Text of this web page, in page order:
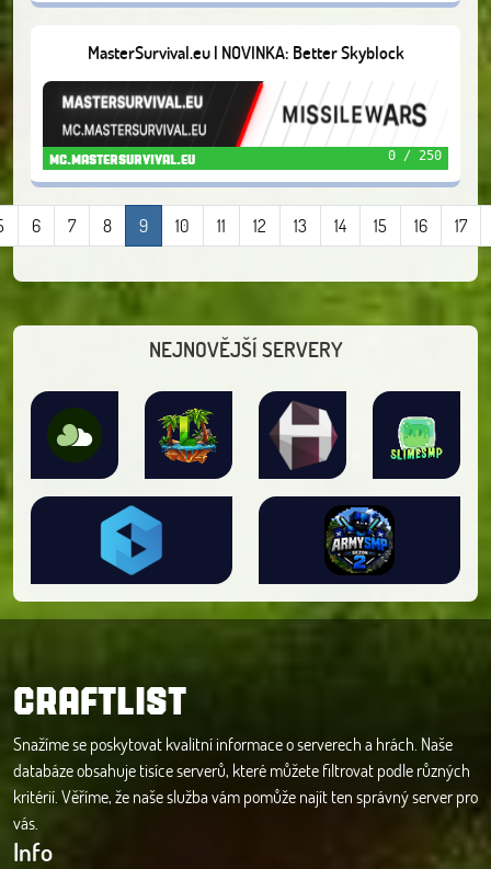
MasterSurvival.eu | NOVINKA: Better Skyblock
mc.mastersurvival.eu 0 / 250
6 7 8 9 10 11 12 13 14 15 16 17
NEJNOVĚJŠÍ SERVERY
CRAFTLIST
Snažíme se poskytovat kvalitní informace o serverech a hrách. Naše
databáze obsahuje tisíce serverů, které můžete filtrovat podle různých
kritérií. Věříme, že naše služba vám pomůže najít ten správný server pro
vás.
Info